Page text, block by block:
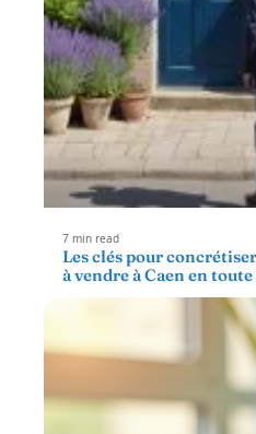
7 min read
Les clés pour
à vendre à Caen en